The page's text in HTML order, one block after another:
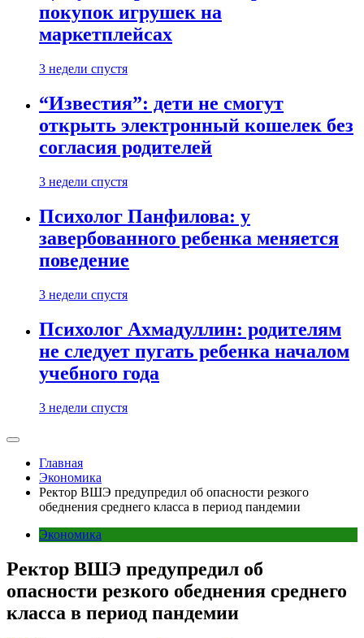
покупок игрушек на
маркетплейсах
3 недели спустя
“Известия”: дети не смогут
открыть электронный кошелек без
согласия родителей
3 недели спустя
Психолог Панфилова: у
завербованного ребенка меняется
поведение
3 недели спустя
Психолог Ахмадуллин: родителям
не следует пугать ребенка началом
учебного года
3 недели спустя
Главная
Экономика
Ректор ВШЭ предупредил об опасности резкого
обеднения среднего класса в период пандемии
Экономика
Ректор ВШЭ предупредил об
опасности резкого обеднения среднего
класса в период пандемии